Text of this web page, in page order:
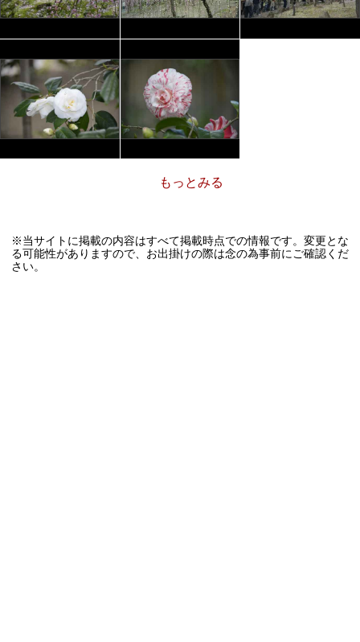
もっとみる
※当サイトに掲載の内容はすべて掲載時点での情報です。変更とな
る可能性がありますので、お出掛けの際は念の為事前にご確認くだ
さい。